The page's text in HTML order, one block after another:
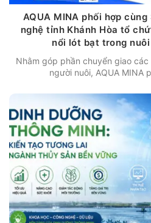
AQUA MINA phối hợp
nghệ tỉnh Khánh Hòa tổ
nổi lót bạt trong
Nhằm góp phần chuyển giao
người nuôi, AQUA MINA